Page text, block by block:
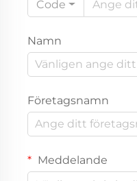
Code
Namn
Företagsnamn
Meddelande